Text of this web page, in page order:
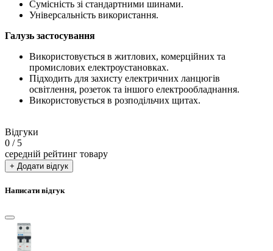
Сумісність зі стандартними шинами.
Універсальність використання.
Галузь застосування
Використовується в житлових, комерційних та
промислових електроустановках.
Підходить для захисту електричних ланцюгів
освітлення, розеток та іншого електрообладнання.
Використовується в розподільчих щитах.
Відгуки
0 / 5
середній рейтинг товару
+ Додати відгук
Написати відгук